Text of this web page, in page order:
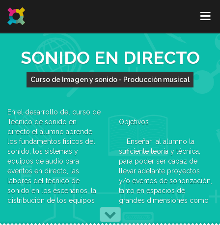
SONIDO EN DIRECTO
Curso de Imagen y sonido - Producción musical
En el desarrollo del curso de
Técnico de sonido en
directo el alumno aprende
los fundamentos físicos del
sonido, los sistemas y
equipos de audio para
eventos en directo, las
labores del técnico de
sonido en los escenarios, la
distribución de los equipos
El Técnico de Sonido es un
Objetivos
Enseñar al alumno la
suficiente teoría y técnica,
para poder ser capaz de
llevar adelante proyectos
y/o eventos de sonorización,
tanto en espacios de
grandes dimensiones como
en los que no lo son.
Familiarizar al técnico con